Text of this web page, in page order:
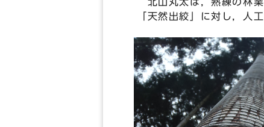
「天然出絞」に対し，人